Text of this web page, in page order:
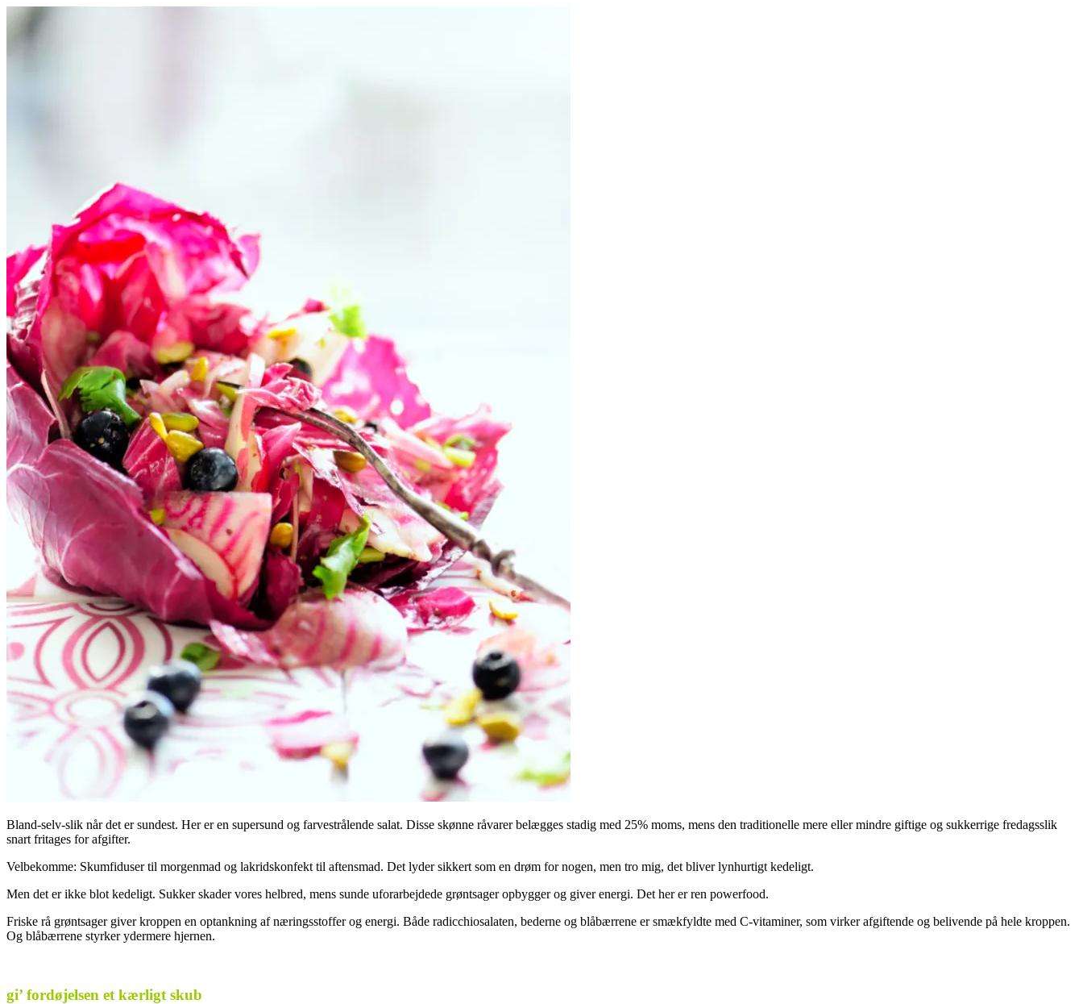
Bland-selv-slik når det er sundest. Her er en supersund og farvestrålende salat. Disse skønne råvarer belægges stadig med 25% moms, mens den traditionelle mere eller mindre giftige og sukkerrige fredagsslik
snart fritages for afgifter.
Velbekomme: Skumfiduser til morgenmad og lakridskonfekt til aftensmad. Det lyder sikkert som en drøm for nogen, men tro mig, det bliver lynhurtigt kedeligt.
Men det er ikke blot kedeligt. Sukker skader vores helbred, mens sunde uforarbejdede grøntsager opbygger og giver energi. Det her er ren powerfood.
Friske rå grøntsager giver kroppen en optankning af næringsstoffer og energi. Både radicchiosalaten, bederne og blåbærrene er smækfyldte med C-vitaminer, som virker afgiftende og belivende på hele kroppen.
Og blåbærrene styrker ydermere hjernen.
gi’ fordøjelsen et kærligt skub